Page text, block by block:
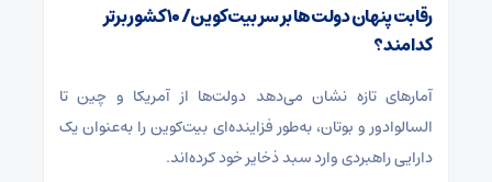
رقابت پنهان دولت‌ها بر سر بیت‌کوین/ ۱۰ کشور برتر
کدامند؟
آمارهای تازه نشان می‌دهد دولت‌ها از آمریکا و چین تا
السالوادور و بوتان، به‌طور فزاینده‌ای بیت‌کوین را به‌عنوان یک
دارایی راهبردی وارد سبد ذخایر خود کرده‌اند.